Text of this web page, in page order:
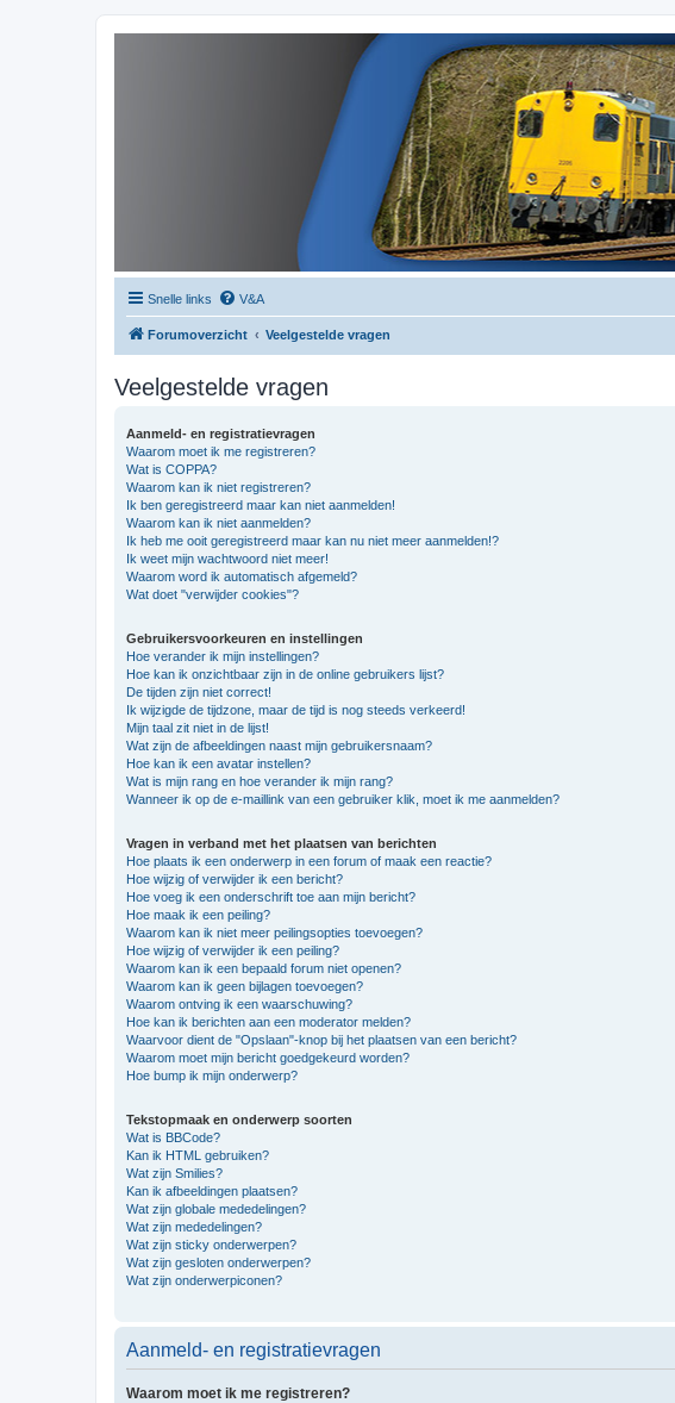
Snelle links V&A
Forumoverzicht Veelgestelde vragen
Veelgestelde vragen
Aanmeld- en registratievragen
Waarom moet ik me registreren?
Wat is COPPA?
Waarom kan ik niet registreren?
Ik ben geregistreerd maar kan niet aanmelden!
Waarom kan ik niet aanmelden?
Ik heb me ooit geregistreerd maar kan nu niet meer aanmelden!?
Ik weet mijn wachtwoord niet meer!
Waarom word ik automatisch afgemeld?
Wat doet "verwijder cookies"?
Gebruikersvoorkeuren en instellingen
Hoe verander ik mijn instellingen?
Hoe kan ik onzichtbaar zijn in de online gebruikers lijst?
De tijden zijn niet correct!
Ik wijzigde de tijdzone, maar de tijd is nog steeds verkeerd!
Mijn taal zit niet in de lijst!
Wat zijn de afbeeldingen naast mijn gebruikersnaam?
Hoe kan ik een avatar instellen?
Wat is mijn rang en hoe verander ik mijn rang?
Wanneer ik op de e-maillink van een gebruiker klik, moet ik me aanmelden?
Vragen in verband met het plaatsen van berichten
Hoe plaats ik een onderwerp in een forum of maak een reactie?
Hoe wijzig of verwijder ik een bericht?
Hoe voeg ik een onderschrift toe aan mijn bericht?
Hoe maak ik een peiling?
Waarom kan ik niet meer peilingsopties toevoegen?
Hoe wijzig of verwijder ik een peiling?
Waarom kan ik een bepaald forum niet openen?
Waarom kan ik geen bijlagen toevoegen?
Waarom ontving ik een waarschuwing?
Hoe kan ik berichten aan een moderator melden?
Waarvoor dient de "Opslaan"-knop bij het plaatsen van een bericht?
Waarom moet mijn bericht goedgekeurd worden?
Hoe bump ik mijn onderwerp?
Tekstopmaak en onderwerp soorten
Wat is BBCode?
Kan ik HTML gebruiken?
Wat zijn Smilies?
Kan ik afbeeldingen plaatsen?
Wat zijn globale mededelingen?
Wat zijn mededelingen?
Wat zijn sticky onderwerpen?
Wat zijn gesloten onderwerpen?
Wat zijn onderwerpiconen?
Aanmeld- en registratievragen
Waarom moet ik me registreren?